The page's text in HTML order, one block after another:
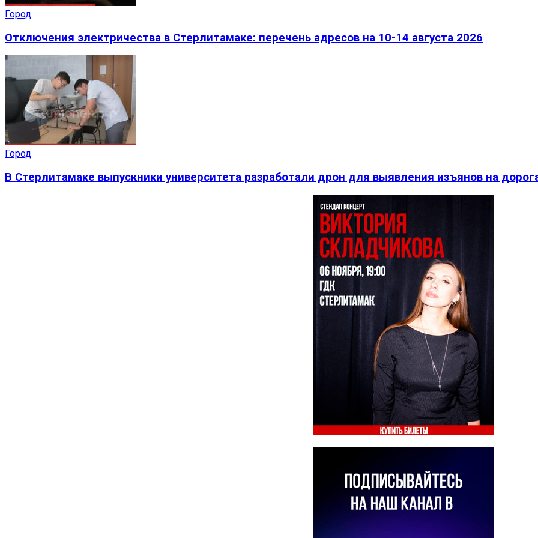
Город
Отключения электричества в Стерлитамаке: перечень адресов на 10-14 августа 2026
Город
В Стерлитамаке выпускники университета разработали дрон для выявления изъянов на